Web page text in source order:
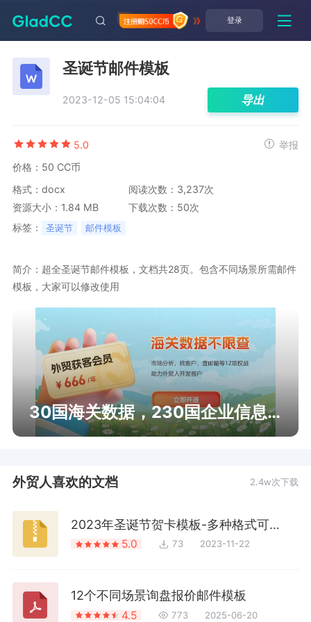
登录
圣诞节邮件模板
2023-12-05 15:04:04 导出
5.0
举报
价格：50 CC币
格式：docx
阅读次数：3,237次
资源大小：1.84 MB
下载次数：50次
标签：
圣诞节 邮件模板
简介：超全圣诞节邮件模板，文档共28页。包含不同场景所需邮件
模板，大家可以修改使用
30国海关数据，230国企业信息查询
外贸人喜欢的文档 2.4w次下载
2023年圣诞节贺卡模板-多种格式可修改
5.0 73 2023-11-22
12个不同场景询盘报价邮件模板
4.5 773 2025-06-20